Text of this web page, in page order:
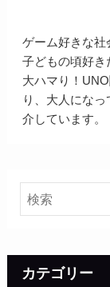
ゲーム好きな社
子どもの頃好き
大ハマり！
り、大人にな
介しています。
カテゴリー